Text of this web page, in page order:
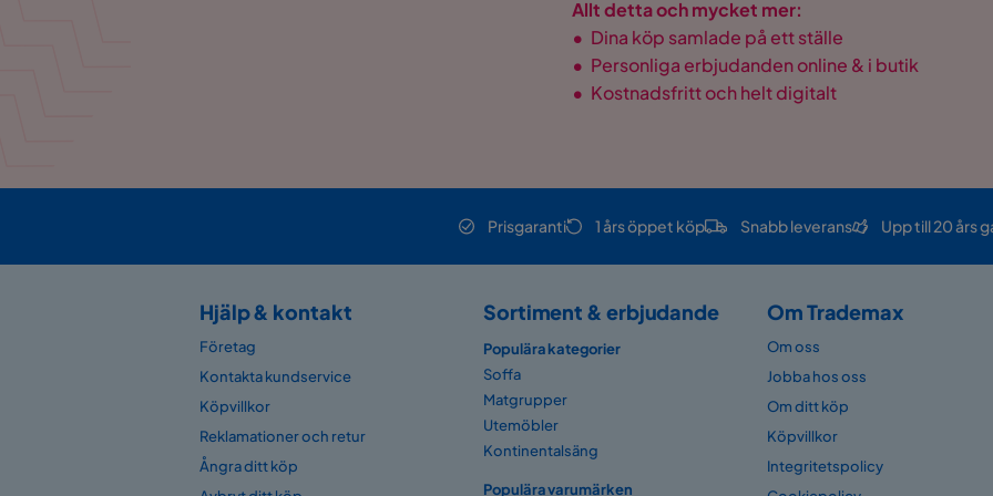
Allt detta och mycket mer:
• Dina köp samlade på ett ställe
• Personliga erbjudanden online & i butik
• Kostnadsfritt och helt digitalt
Prisgaranti 1 års öppet köp Snabb leverans Upp till 20 års
Hjälp & kontakt
Företag
Kontakta kundservice
Köpvillkor
Reklamationer och retur
Ångra ditt köp
Sortiment & erbjudande
Populära kategorier
Soffa
Matgrupper
Utemöbler
Kontinentalsäng
Populära varumärken
Om Trademax
Om oss
Jobba hos oss
Om ditt köp
Köpvillkor
Integritetspolicy